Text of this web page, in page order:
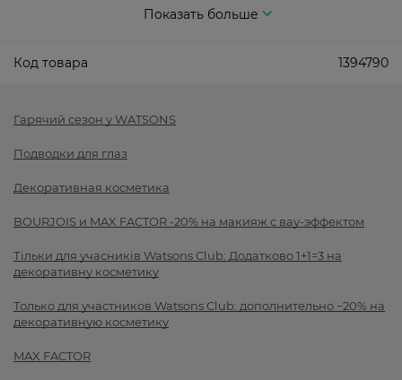
Показать больше
Код товара 1394790
Гарячий сезон у WATSONS
Подводки для глаз
Декоративная косметика
BOURJOIS и MAX FACTOR -20% на макияж с вау-эффектом
Тільки для учасників Watsons Club: Додатково 1+1=3 на
декоративну косметику
Только для участников Watsons Club: дополнительно −20% на
декоративную косметику
MAX FACTOR